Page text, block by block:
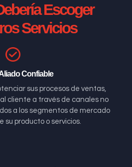
Escoger
Servicios
Confiable
sus procesos de ventas,
cliente a través de canales no
a los segmentos de mercado
su producto o servicios.